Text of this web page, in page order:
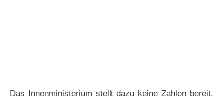
Das Innenministerium stellt dazu keine Zahlen bereit.